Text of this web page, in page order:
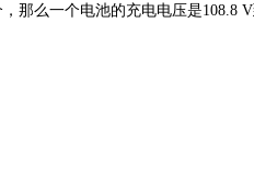
那么一个电池的充电电压是